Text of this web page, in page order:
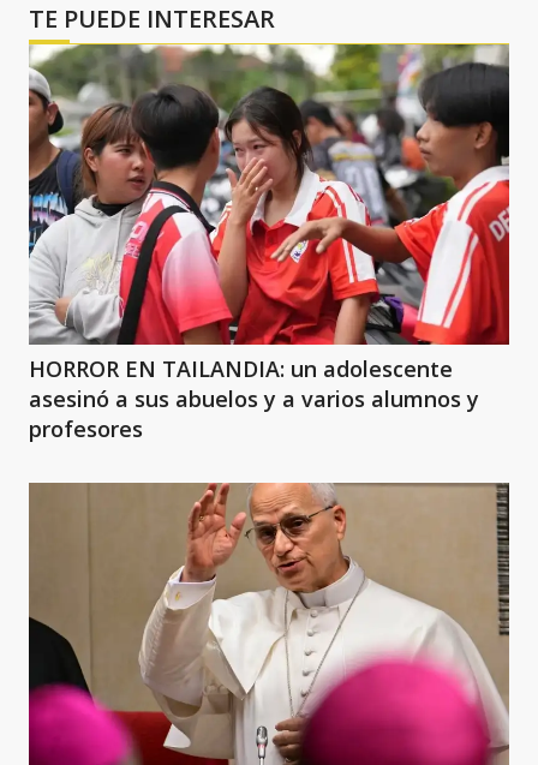
TE PUEDE INTERESAR
HORROR EN TAILANDIA: un adolescente
asesinó a sus abuelos y a varios alumnos y
profesores